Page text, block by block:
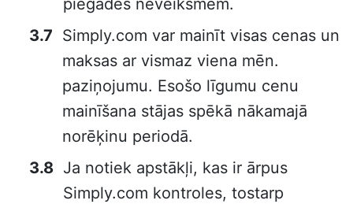
piegādes neveiksmēm.
Simply.com var mainīt visas cenas un
maksas ar vismaz viena mēn.
paziņojumu. Esošo līgumu cenu
mainīšana stājas spēkā nākamajā
norēķinu periodā.
Ja notiek apstākļi, kas ir ārpus
Simply.com kontroles, tostarp